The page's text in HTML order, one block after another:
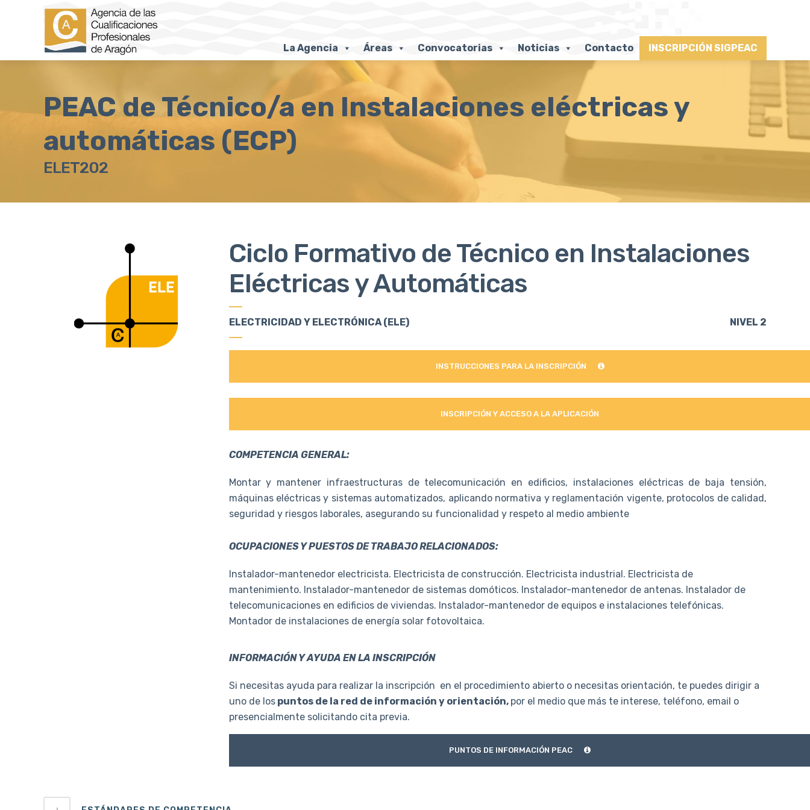
La Agencia Áreas Convocatorias Noticias Contacto INSCRIPCIÓN SIGPEAC
PEAC de Técnico/a en Instalaciones eléctricas y
automáticas (ECP)
ELET202
Ciclo Formativo de Técnico en Instalaciones
Eléctricas y Automáticas
ELECTRICIDAD Y ELECTRÓNICA (ELE) NIVEL 2
INSTRUCCIONES PARA LA INSCRIPCIÓN
INSCRIPCIÓN Y ACCESO A LA APLICACIÓN
COMPETENCIA GENERAL:
Montar y mantener infraestructuras de telecomunicación en edificios, instalaciones eléctricas de baja tensión,
máquinas eléctricas y sistemas automatizados, aplicando normativa y reglamentación vigente, protocolos de calidad,
seguridad y riesgos laborales, asegurando su funcionalidad y respeto al medio ambiente
OCUPACIONES Y PUESTOS DE TRABAJO RELACIONADOS:
Instalador-mantenedor electricista. Electricista de construcción. Electricista industrial. Electricista de
mantenimiento. Instalador-mantenedor de sistemas domóticos. Instalador-mantenedor de antenas. Instalador de
telecomunicaciones en edificios de viviendas. Instalador-mantenedor de equipos e instalaciones telefónicas.
Montador de instalaciones de energía solar fotovoltaica.
INFORMACIÓN Y AYUDA EN LA INSCRIPCIÓN
Si necesitas ayuda para realizar la inscripción en el procedimiento abierto o necesitas orientación, te puedes dirigir a
uno de lospuntos de la red de información y orientación, por el medio que más te interese, teléfono, email o
presencialmente solicitando cita previa.
PUNTOS DE INFORMACIÓN PEAC